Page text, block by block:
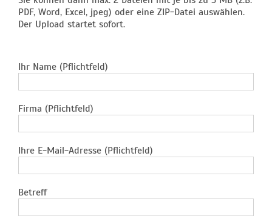
PDF, Word, Excel, jpeg) oder eine ZIP-Datei auswählen.
Der Upload startet sofort.
Ihr Name (Pflichtfeld)
Firma (Pflichtfeld)
Ihre E-Mail-Adresse (Pflichtfeld)
Betreff